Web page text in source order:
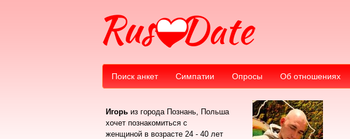
Поиск анкет Симпатии Опросы Об отношениях
Игорь из города Познань, Польша
хочет познакомиться с
женщиной в возрасте 24 - 40 лет